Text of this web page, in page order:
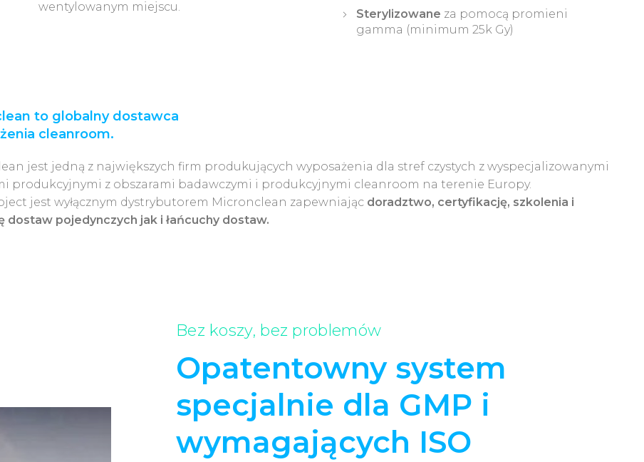
wentylowanym miejscu.
Sterylizowane za pomocą promieni
gamma (minimum 25k Gy)
to globalny dostawca
cleanroom.
jest jedną z największych firm produkujących wyposażenia dla stref czystych z wyspecjalizowanymi
produkcyjnymi z obszarami badawczymi i produkcyjnymi cleanroom na terenie Europy.
jest wyłącznym dystrybutorem Micronclean zapewniając doradztwo, certyfikację, szkolenia i
dostaw pojedynczych jak i łańcuchy dostaw.
Bez koszy, bez problemów
Opatentowny system
specjalnie dla GMP i
wymagających ISO